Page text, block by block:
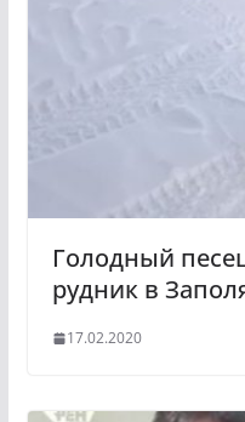
Голодный
рудник в
17.02.2020